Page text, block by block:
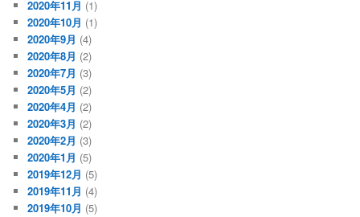
2020年11月 (1)
2020年10月 (1)
2020年9月 (4)
2020年8月 (2)
2020年7月 (3)
2020年5月 (2)
2020年4月 (2)
2020年3月 (2)
2020年2月 (3)
2020年1月 (5)
2019年12月 (5)
2019年11月 (4)
2019年10月 (5)